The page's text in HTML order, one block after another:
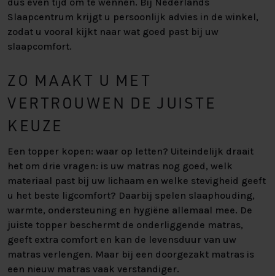
dus even tijd om te wennen. Bij Nederlands
Slaapcentrum krijgt u persoonlijk advies in de winkel,
zodat u vooral kijkt naar wat goed past bij uw
slaapcomfort.
ZO MAAKT U MET
VERTROUWEN DE JUISTE
KEUZE
Een topper kopen: waar op letten? Uiteindelijk draait
het om drie vragen: is uw matras nog goed, welk
materiaal past bij uw lichaam en welke stevigheid geeft
u het beste ligcomfort? Daarbij spelen slaaphouding,
warmte, ondersteuning en hygiëne allemaal mee. De
juiste topper beschermt de onderliggende matras,
geeft extra comfort en kan de levensduur van uw
matras verlengen. Maar bij een doorgezakt matras is
een nieuw matras vaak verstandiger.